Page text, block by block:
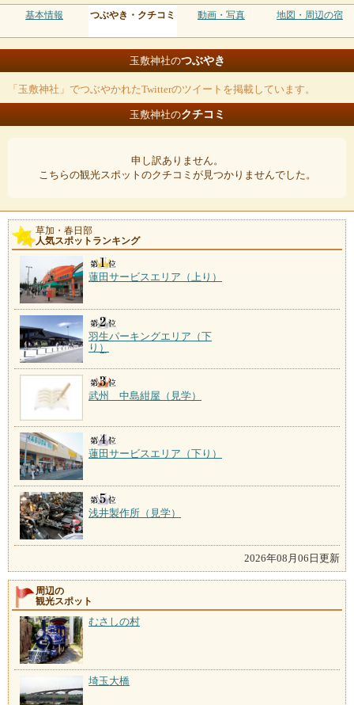
基本情報 つぶやき・クチコミ 動画・写真 地図・周辺の宿
玉敷神社のつぶやき
「玉敷神社」でつぶやかれたTwitterのツイートを掲載しています。
玉敷神社のクチコミ
申し訳ありません。
こちらの観光スポットのクチコミが見つかりませんでした。
草加・春日部
人気スポットランキング
蓮田サービスエリア（上り）
羽生パーキングエリア（下
り）
武州 中島紺屋（見学）
蓮田サービスエリア（下り）
浅井製作所（見学）
2026年08月06日更新
周辺の
観光スポット
むさしの村
埼玉大橋